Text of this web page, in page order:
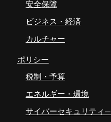
安全保障
ビジネス・経済
カルチャー
ポリシー
税制・予算
エネルギー・環境
サイバーセキュリティ―